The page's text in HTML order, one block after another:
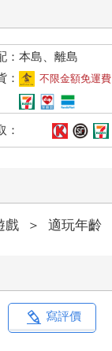
：本島、離島
：
不限金額免運費
：
戲 ＞ 適玩年齡
寫評價